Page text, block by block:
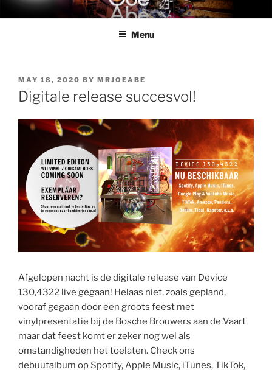
Skip
to
MR. JOE ABE
Mr. Joe Abe – official band website
Menu
POSTED
ON
MAY 18, 2020 BY MRJOEABE
Digitale release succesvol!
Afgelopen nacht is de digitale release van Device
130,4322 live gegaan! Helaas niet, zoals gepland,
vooraf gegaan door een groots feest met
vinylpresentatie bij de Bosche Brouwers aan de Vaart
maar dat feest komt er zeker nog wel als
omstandigheden het toelaten. Check ons
debuutalbum op Spotify, Apple Music, iTunes, TikTok,